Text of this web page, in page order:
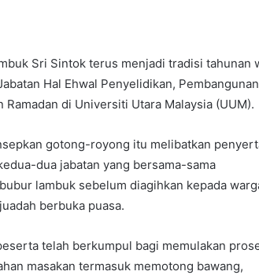
Sri Sintok terus menjadi tradisi tahunan
Hal Ehwal Penyelidikan,
di Universiti Utara Malaysia (UUM).
gotong-royong itu melibatkan
dua jabatan yang bersama-sama
lambuk sebelum diagihkan kepada
berbuka puasa.
telah berkumpul bagi memulakan
masakan termasuk memotong bawang,